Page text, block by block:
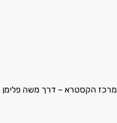
מרכז הקסטרא – דרך משה פלימן 8, חיפה |